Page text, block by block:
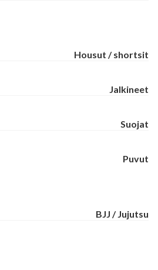
Housut / shortsit
Jalkineet
Suojat
Puvut
BJJ / Jujutsu